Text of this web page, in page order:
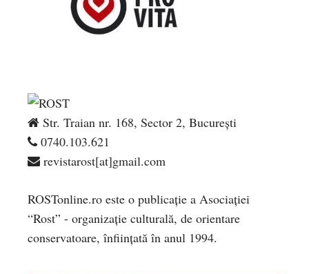
Str. Traian nr. 168, Sector 2, București
0740.103.621
revistarost[at]gmail.com
ROSTonline.ro este o publicaţie a Asociaţiei
“Rost” - organizaţie culturală, de orientare
conservatoare, înfiinţată în anul 1994.